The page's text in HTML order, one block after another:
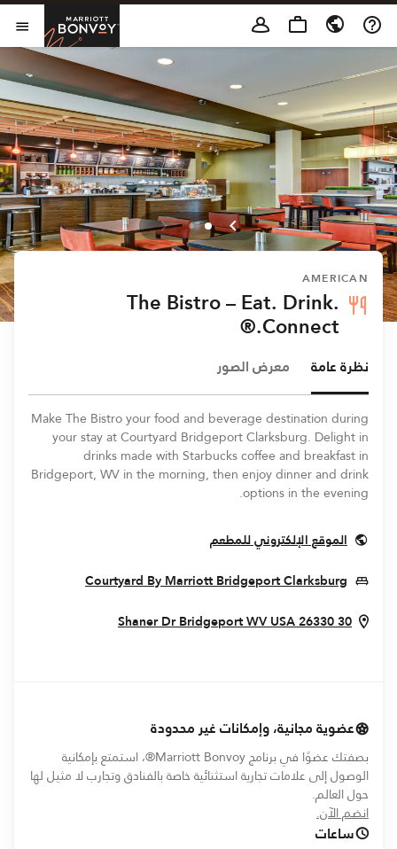
Skip to Content
AMERICAN
The Bistro – Eat. Drink.
Connect.®
نظرة عامة معرض الصور
Make The Bistro your food and beverage destination during
your stay at Courtyard Bridgeport Clarksburg. Delight in
drinks made with Starbucks coffee and breakfast in
Bridgeport, WV in the morning, then enjoy dinner and drink
options in the evening.
الموقع الإلكتروني للمطعمOpens In New Window
Courtyard By Marriott Bridgeport Clarksburg
Window
30 Shaner Dr
BridgeportWVUSA26330
In New Window
عضوية مجانية، وإمكانات غير محدودة
بصفتك عضوًا في برنامج Marriott Bonvoy®، استمتع بإمكانية
الوصول إلى علامات تجارية استثنائية خاصة بالفنادق وتجارب لا مثيل لها
حول العالم.
انضم الآن.
ساعات